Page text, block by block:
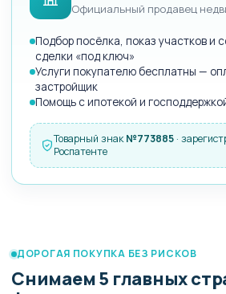
Официальный продавец
Подбор посёлка, показ участков и
сделки «под ключ»
Услуги покупателю бесплатны —
застройщик
Помощь с ипотекой и
Товарный знак№773885 ·
Роспатенте
ДОРОГАЯ ПОКУПКА БЕЗ РИСКОВ
Снимаем 5 главных